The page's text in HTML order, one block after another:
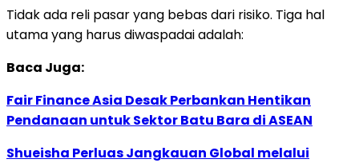
Tidak ada reli pasar yang bebas dari risiko. Tiga hal
utama yang harus diwaspadai adalah:
Baca Juga:
Fair Finance Asia Desak Perbankan Hentikan
Pendanaan untuk Sektor Batu Bara di ASEAN
Shueisha Perluas Jangkauan Global melalui